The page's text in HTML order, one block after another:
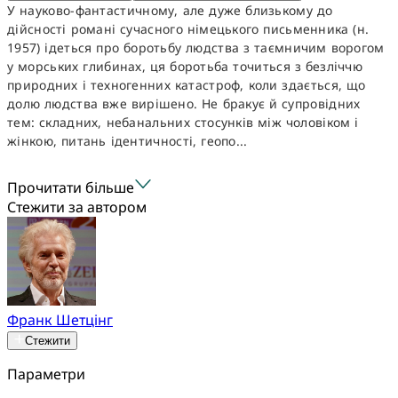
У науково-фантастичному, але дуже близькому до
дійсності романі сучасного німецького письменника (н.
1957) ідеться про боротьбу людства з таємничим ворогом
у морських глибинах, ця боротьба точиться з безліччю
природних і техногенних катастроф, коли здається, що
долю людства вже вирішено. Не бракує й супровідних
тем: складних, небанальних стосунків між чоловіком і
жінкою, питань ідентичності, геопо...
Прочитати більше
Стежити за автором
Франк Шетцінг
Стежити
Параметри